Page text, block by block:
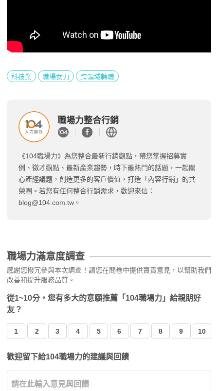
科技業 職場女力 跨領域轉職
職場力整合行銷
《104職場力》為您整合最新行銷觀點，帶您掌握招募實
例、徵才觀點、最新產業趨勢，時下最熱門的話題，一起關
心產經議題，創造更多的客戶價值，打造「內容行銷」的共
榮圈。若您有任何整合行銷需求，歡迎來信：
blog@104.com.tw 。
職場力滿意度調查
感謝您撥冗參與本次調查！請您在問卷中提供寶貴意見，以幫助我們
改善和提升服務品質。
從1~10分，您有多大的意願推薦「104職場力」給親朋好
友？
1 2 3 4 5 6 7 8 9 10
歡迎留下給104職場力的建議與回饋